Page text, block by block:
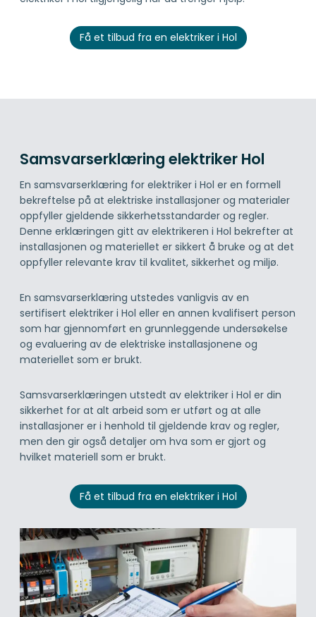
Få et tilbud fra en elektriker i Hol
Samsvarserklæring elektriker Hol
En samsvarserklæring for elektriker i Hol er en formell
bekreftelse på at elektriske installasjoner og materialer
oppfyller gjeldende sikkerhetsstandarder og regler.
Denne erklæringen gitt av elektrikeren i Hol bekrefter at
installasjonen og materiellet er sikkert å bruke og at det
oppfyller relevante krav til kvalitet, sikkerhet og miljø.
En samsvarserklæring utstedes vanligvis av en
sertifisert elektriker i Hol eller en annen kvalifisert person
som har gjennomført en grunnleggende undersøkelse
og evaluering av de elektriske installasjonene og
materiellet som er brukt.
Samsvarserklæringen utstedt av elektriker i Hol er din
sikkerhet for at alt arbeid som er utført og at alle
installasjoner er i henhold til gjeldende krav og regler,
men den gir også detaljer om hva som er gjort og
hvilket materiell som er brukt.
Få et tilbud fra en elektriker i Hol